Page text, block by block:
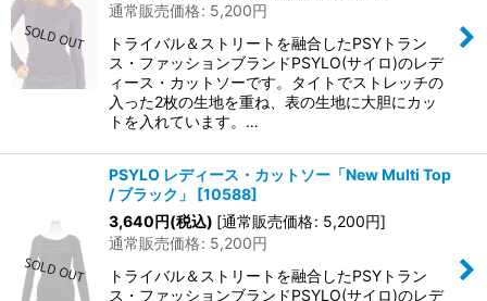
通常販売価格: 5,200円
トライバル＆ストリートを融合したPSYトラン
ス・ファッションブランドPSYLO(サイロ)のレデ
ィース・カットソーです。タイトでストレッチの
入った2枚の生地を重ね、表の生地に大胆にカッ
トを入れています。…
PSYLO レディース・カットソー「New Multi Top
/ ブラック」
[10588]
3,640円(税込) [通常販売価格: 5,200円]
通常販売価格: 5,200円
トライバル＆ストリートを融合したPSYトラン
ス・ファッションブランドPSYLO(サイロ)のレデ